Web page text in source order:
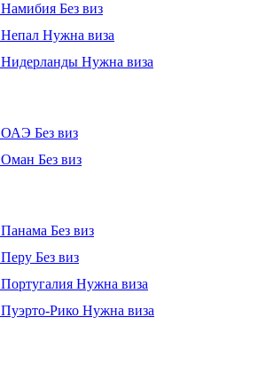
Намибия Без виз
Непал Нужна виза
Нидерланды Нужна виза
ОАЭ Без виз
Оман Без виз
Панама Без виз
Перу Без виз
Португалия Нужна виза
Пуэрто-Рико Нужна виза